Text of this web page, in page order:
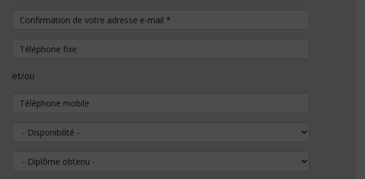
Confirmation de votre adresse e-mail
Téléphone fixe
et/ou
Téléphone mobile
Disponibilité
Diplôme obtenu